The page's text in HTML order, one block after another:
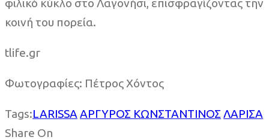
φιλικό κύκλο στο Λαγονήσι, επισφραγίζοντας την
κοινή του πορεία.
tlife.gr
Φωτογραφίες: Πέτρος Χόντος
Tags:LARISSA ΑΡΓΥΡΟΣ ΚΩΝΣΤΑΝΤΙΝΟΣ ΛΑΡΙΣΑ
Share On